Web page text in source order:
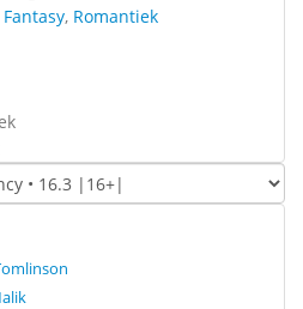
Fantasy, Romantiek